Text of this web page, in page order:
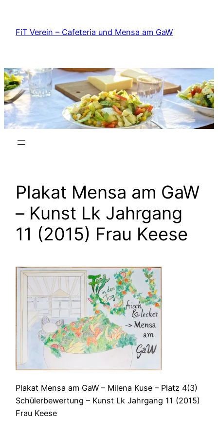
springen
FiT Verein – Cafeteria und Mensa am GaW
Plakat Mensa am GaW
– Kunst Lk Jahrgang
11 (2015) Frau Keese
Plakat Mensa am GaW – Milena Kuse – Platz 4(3)
Schülerbewertung – Kunst Lk Jahrgang 11 (2015)
Frau Keese